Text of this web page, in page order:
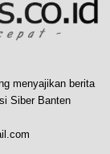
menyajikan berita
Siber Banten